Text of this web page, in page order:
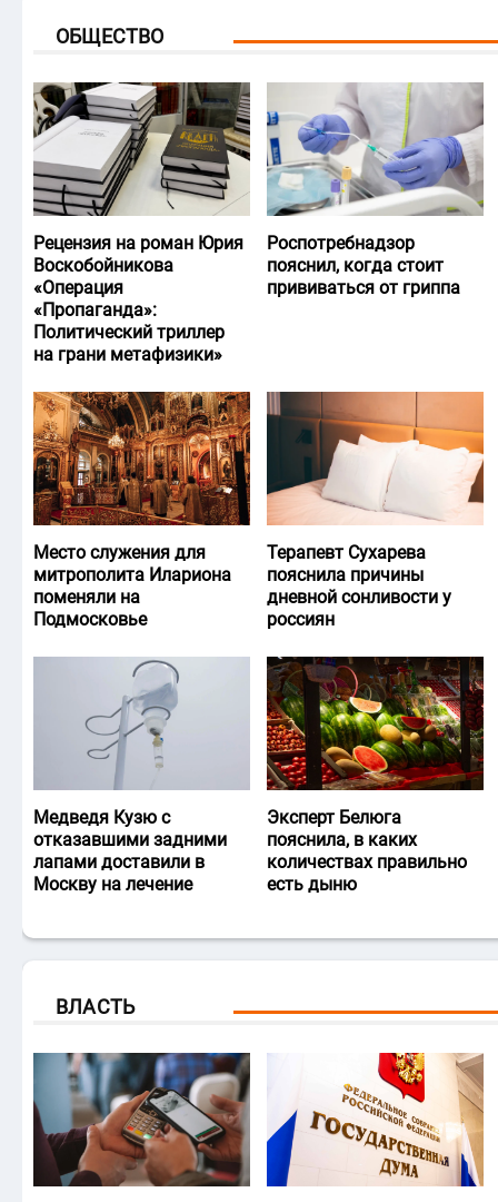
ОБЩЕСТВО
Рецензия на роман Юрия
Воскобойникова
«Операция
«Пропаганда»:
Политический триллер
на грани метафизики»
Роспотребнадзор
пояснил, когда стоит
прививаться от гриппа
Место служения для
митрополита Илариона
поменяли на
Подмосковье
Терапевт Сухарева
пояснила причины
дневной сонливости у
россиян
Медведя Кузю с
отказавшими задними
лапами доставили в
Москву на лечение
Эксперт Белюга
пояснила, в каких
количествах правильно
есть дыню
ВЛАСТЬ